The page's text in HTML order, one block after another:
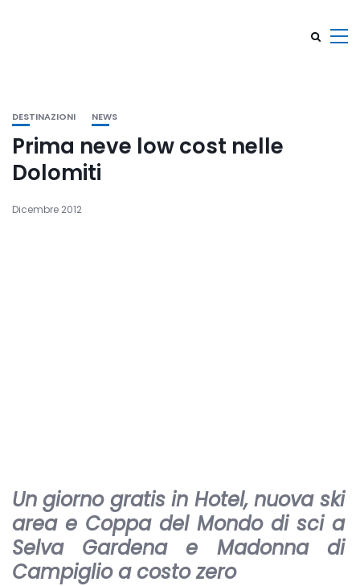
DESTINAZIONI NEWS
Prima neve low cost nelle
Dolomiti
Dicembre 2012
Un giorno gratis in Hotel, nuova ski
area e Coppa del Mondo di sci a
Selva Gardena e Madonna di
Campiglio a costo zero